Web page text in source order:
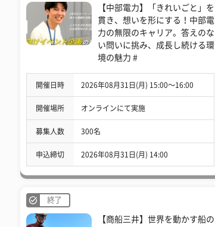
【中部電力】「きれいごと」を
貫き、想いを形にする！中部電
力の無限のキャリア。答えのな
い問いに挑み、成長し続ける環
境の魅力 #
開催日時 2026年08月31日(月) 15:00〜16:00
開催場所 オンラインにて実施
募集人数 300名
申込締切 2026年08月31日(月) 14:00
終了
【商船三井】世界を動かす船の